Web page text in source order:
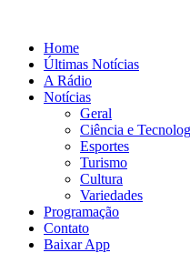
Home
Últimas Notícias
A Rádio
Notícias
Geral
Ciência e
Esportes
Turismo
Cultura
Variedades
Programação
Contato
Baixar App